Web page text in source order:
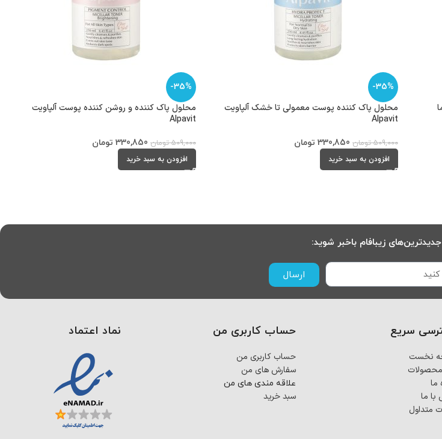
-35%
محلول پاک کننده پوست معمولی تا خشک آلپاویت
Alpavit
509,000 تومان 330,850 تومان
افزودن به سبد خرید
-35%
محلول پاک کننده و روشن کننده پوست آلپاویت
Alpavit
509,000 تومان 330,850 تومان
افزودن به سبد خرید
زیبافام باخبر شوید:
ارسال
سریع
نخست
ما
ما
متداول
حساب کاربری من
حساب کاربری من
سفارش های من
علاقه مندی های من
سبد خرید
نماد اعتماد